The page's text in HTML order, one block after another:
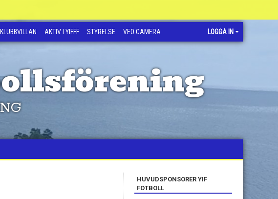
KLUBBVILLAN AKTIV I YIFFF STYRELSE VEO CAMERA LOGGA IN
HUVUDSPONSORER YIF
FOTBOLL